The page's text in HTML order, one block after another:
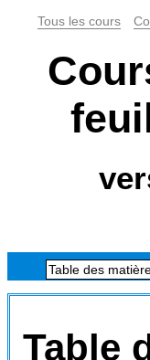
Tous les cours
Table des
Table